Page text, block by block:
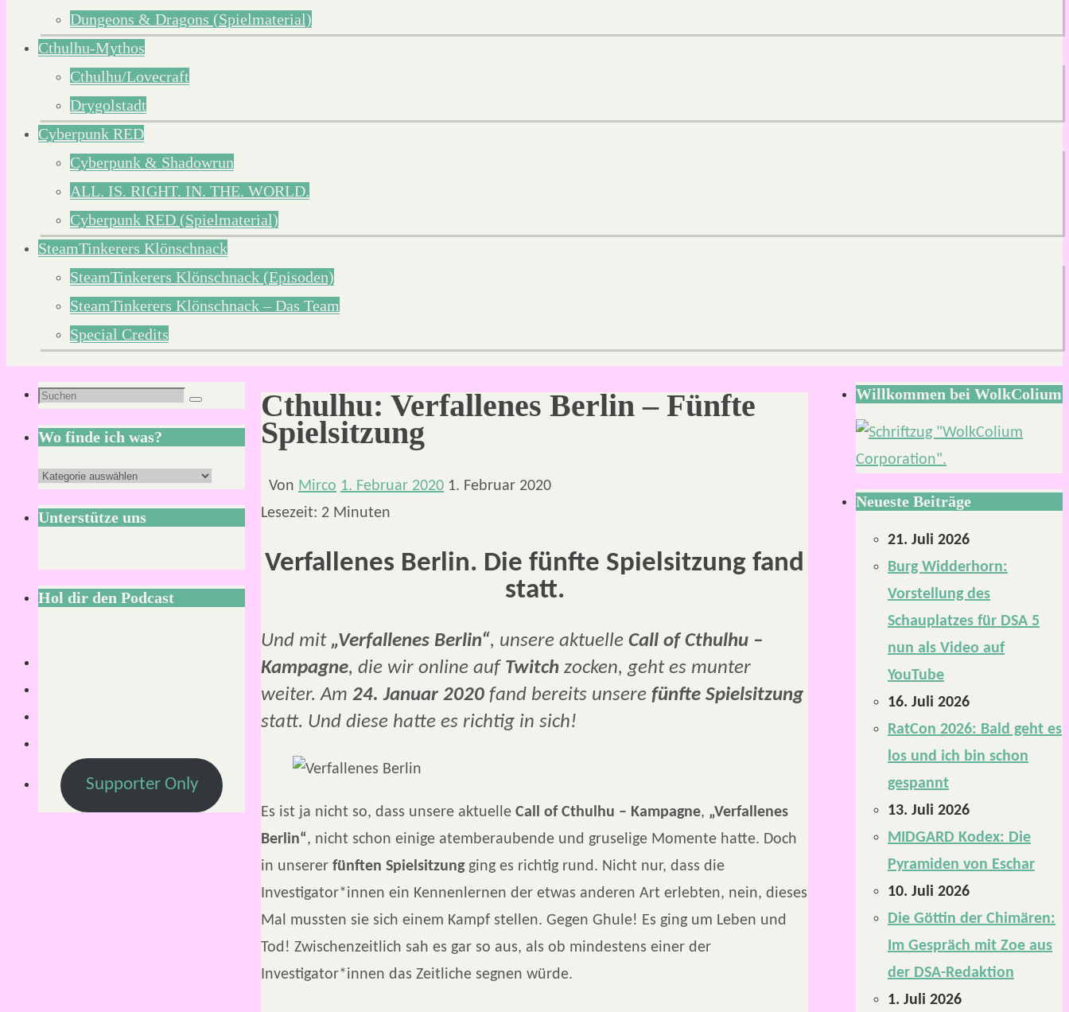
Dungeons & Dragons (Spielmaterial)
Cthulhu-Mythos
Cthulhu/Lovecraft
Drygolstadt
Cyberpunk RED
Cyberpunk & Shadowrun
ALL. IS. RIGHT. IN. THE. WORLD.
Cyberpunk RED (Spielmaterial)
SteamTinkerers Klönschnack
SteamTinkerers Klönschnack (Episoden)
SteamTinkerers Klönschnack – Das Team
Special Credits
Cthulhu: Verfallenes Berlin – Fünfte
Spielsitzung
Von Mirco 1. Februar 2020 1. Februar 2020
Lesezeit: 2 Minuten
Verfallenes Berlin. Die fünfte Spielsitzung fand
statt.
Und mit „Verfallenes Berlin“, unsere aktuelle Call of Cthulhu –
Kampagne, die wir online auf Twitch zocken, geht es munter
weiter. Am 24. Januar 2020 fand bereits unsere fünfte Spielsitzung
statt. Und diese hatte es richtig in sich!
Es ist ja nicht so, dass unsere aktuelle Call of Cthulhu – Kampagne, „Verfallenes
Berlin“, nicht schon einige atemberaubende und gruselige Momente hatte. Doch
in unserer fünften Spielsitzungging es richtig rund. Nicht nur, dass die
Investigator*innen ein Kennenlernen der etwas anderen Art erlebten, nein, dieses
Mal mussten sie sich einem Kampf stellen. Gegen Ghule! Es ging um Leben und
Tod! Zwischenzeitlich sah es gar so aus, als ob mindestens einer der
Investigator*innen das Zeitliche segnen würde.
Suchen
nach:
Suchen
Wo finde ich was?
Wo
finde
ich
Unterstütze uns
Hol dir den Podcast
Supporter Only
Willkommen bei WolkColium
Neueste Beiträge
21. Juli 2026
Burg Widderhorn:
Vorstellung des
Schauplatzes für DSA 5
nun als Video auf
YouTube
16. Juli 2026
RatCon 2026: Bald geht es
los und ich bin schon
gespannt
13. Juli 2026
MIDGARD Kodex: Die
Pyramiden von Eschar
10. Juli 2026
Die Göttin der Chimären:
Im Gespräch mit Zoe aus
der DSA-Redaktion
1. Juli 2026